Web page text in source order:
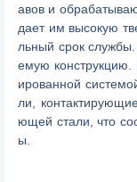
авов и
дает им высокую
льный срок
емую
ированной
ли,
ющей стали, что
ы.